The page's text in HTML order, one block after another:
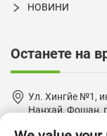
НОВИНИ
Останете на
Ул. Хингйе №1,
Нанхай, Фошан,
+86-